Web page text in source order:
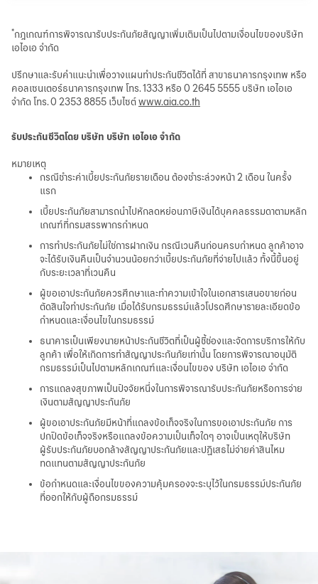
*กฎเกณฑ์การพิจารณารับประกันภัยสัญญาเพิ่มเติมเป็นไปตามเงื่อนไขของบริษัท
เอไอเอ จำกัด
ปรึกษาและรับคำแนะนำเพื่อวางแผนทำประกันชีวิตได้ที่ สาขาธนาคารกรุงเทพ หรือ
คอลเซนเตอร์ธนาคารกรุงเทพ โทร. 1333 หรือ 0 2645 5555 บริษัท เอไอเอ
จำกัด โทร. 0 2353 8855 เว็บไซต์www.aia.co.th
รับประกันชีวิตโดย บริษัท บริษัท เอไอเอ จำกัด
หมายเหตุ
กรณีชำระค่าเบี้ยประกันภัยรายเดือน ต้องชำระล่วงหน้า 2 เดือน ในครั้ง
แรก
เบี้ยประกันภัยสามารถนำไปหักลดหย่อนภาษีเงินได้บุคคลธรรมดาตามหลัก
เกณฑ์ที่กรมสรรพากรกำหนด
การทำประกันภัยไม่ใช่การฝากเงิน กรณีเวนคืนก่อนครบกำหนด ลูกค้าอาจ
จะได้รับเงินคืนเป็นจำนวนน้อยกว่าเบี้ยประกันภัยที่จ่ายไปแล้ว ทั้งนี้ขึ้นอยู่
กับระยะเวลาที่เวนคืน
ผู้ขอเอาประกันภัยควรศึกษาและทำความเข้าใจในเอกสารเสนอขายก่อน
ตัดสินใจทำประกันภัย เมื่อได้รับกรมธรรม์แล้วโปรดศึกษารายละเอียดข้อ
กำหนดและเงื่อนไขในกรมธรรม์
ธนาคารเป็นเพียงนายหน้าประกันชีวิตที่เป็นผู้ชี้ช่องและจัดการบริการให้กับ
ลูกค้า เพื่อให้เกิดการทำสัญญาประกันภัยเท่านั้น โดยการพิจารณาอนุมัติ
กรมธรรม์เป็นไปตามหลักเกณฑ์และเงื่อนไขของ บริษัท เอไอเอ จำกัด
การแถลงสุขภาพเป็นปัจจัยหนึ่งในการพิจารณารับประกันภัยหรือการจ่าย
เงินตามสัญญาประกันภัย
ผู้ขอเอาประกันภัยมีหน้าที่แถลงข้อเท็จจริงในการขอเอาประกันภัย การ
ปกปิดข้อเท็จจริงหรือแถลงข้อความเป็นเท็จใดๆ อาจเป็นเหตุให้บริษัท
ผู้รับประกันภัยบอกล้างสัญญาประกันภัยและปฏิเสธไม่จ่ายค่าสินไหม
ทดแทนตามสัญญาประกันภัย
ข้อกำหนดและเงื่อนไขของความคุ้มครองจะระบุไว้ในกรมธรรม์ประกันภัย
ที่ออกให้กับผู้ถือกรมธรรม์